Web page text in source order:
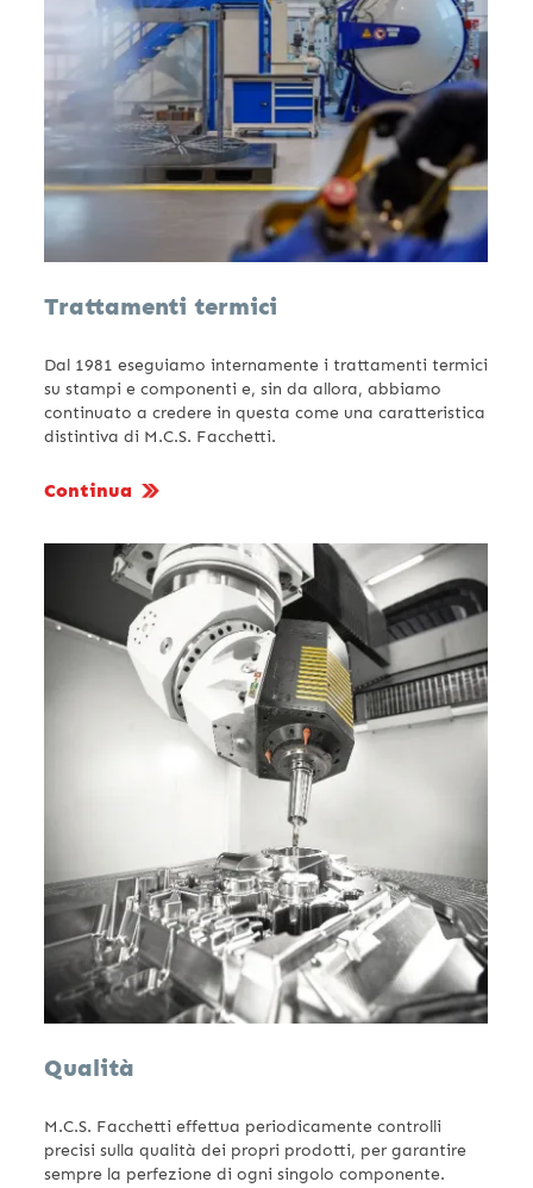
Trattamenti termici
Dal 1981 eseguiamo internamente i trattamenti termici
su stampi e componenti e, sin da allora, abbiamo
continuato a credere in questa come una caratteristica
distintiva di M.C.S. Facchetti.
Continua
Qualità
M.C.S. Facchetti effettua periodicamente controlli
precisi sulla qualità dei propri prodotti, per garantire
sempre la perfezione di ogni singolo componente.